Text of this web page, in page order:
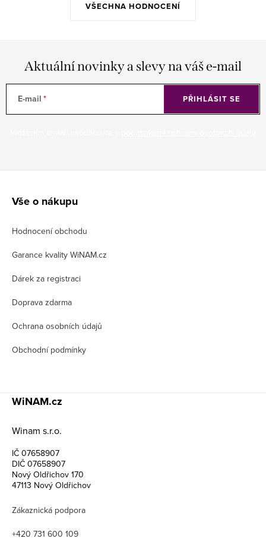
VŠECHNA HODNOCENÍ
Aktuální novinky a slevy na váš e-mail
E-mail PŘIHLÁSIT SE
Vše o nákupu
Hodnocení obchodu
Garance kvality WiNAM.cz
Dárek za registraci
Doprava zdarma
Ochrana osobních údajů
Obchodní podmínky
WiNAM.cz
Winam s.r.o.
IČ 07658907
DIČ 07658907
Nový Oldřichov 170
47113 Nový Oldřichov
Zákaznická podpora
+420 731 600 109